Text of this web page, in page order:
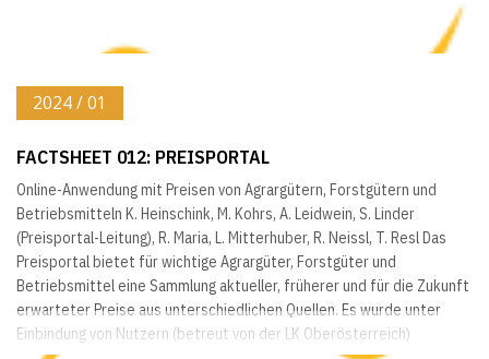
2024 / 01
FACTSHEET 012: PREISPORTAL
Online-Anwendung mit Preisen von Agrargütern, Forstgütern und
Betriebsmitteln K. Heinschink, M. Kohrs, A. Leidwein, S. Linder
(Preisportal-Leitung), R. Maria, L. Mitterhuber, R. Neissl, T. Resl Das
Preisportal bietet für wichtige Agrargüter, Forstgüter und
Betriebsmittel eine Sammlung aktueller, früherer und für die Zukunft
erwarteter Preise aus unterschiedlichen Quellen. Es wurde unter
Einbindung von Nutzern (betreut von der LK Oberösterreich)